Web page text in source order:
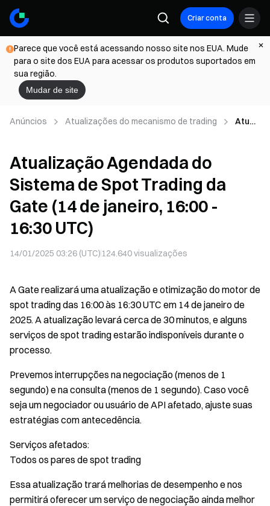
Criar conta
Parece que você está acessando nosso site nos EUA. Mude
para o site dos EUA para acessar os produtos suportados em
sua região.
Mudar de site
Anúncios Atualizações do mecanismo de trading
Atuali
janeir
o,
16:00
-
16:30
Atualização Agendada do
Sistema de Spot Trading da
Gate (14 de janeiro, 16:00 -
16:30 UTC)
14/01/2025 03:26 (UTC) 124.640visualizações
A Gate realizará uma atualização e otimização do motor de
spot trading das 16:00 às 16:30 UTC em 14 de janeiro de
2025. A atualização levará cerca de 30 minutos, e alguns
serviços de spot trading estarão indisponíveis durante o
processo.
Prevemos interrupções na negociação (menos de 1
segundo) e na consulta (menos de 1 segundo). Caso você
seja um negociador ou usuário de API afetado, ajuste suas
estratégias com antecedência.
Serviços afetados:
Todos os pares de spot trading
Essa atualização trará melhorias de desempenho e nos
permitirá oferecer um serviço de negociação ainda melhor